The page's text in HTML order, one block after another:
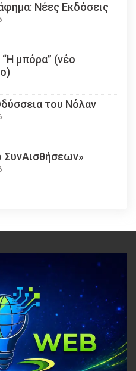
Νέες Εκδόσεις
“Η μπόρα” (νέο
του Νόλαν
ΣυνΑισθήσεων»